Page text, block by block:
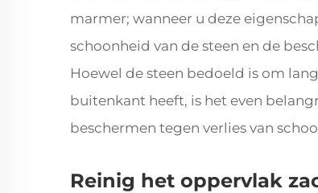
marmer; wanneer u deze
schoonheid van de steen en de
Hoewel de steen bedoeld is om
buitenkant heeft, is het even
beschermen tegen verlies van
Reinig het oppervlak